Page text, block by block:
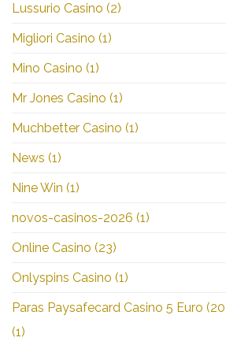
Lussurio Casino (2)
Migliori Casino (1)
Mino Casino (1)
Mr Jones Casino (1)
Muchbetter Casino (1)
News (1)
Nine Win (1)
novos-casinos-2026 (1)
Online Casino (23)
Onlyspins Casino (1)
Paras Paysafecard Casino 5 Euro
(1)